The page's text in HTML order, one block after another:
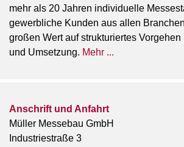
mehr als 20 Jahren individuelle
gewerbliche Kunden aus allen
großen Wert auf strukturiertes
und Umsetzung. Mehr ...
Anschrift und Anfahrt
Müller Messebau GmbH
Industriestraße 3